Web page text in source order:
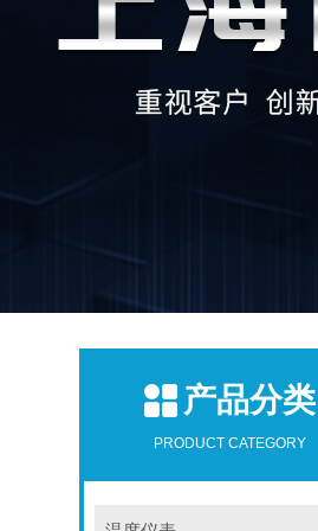
产品分类
PRODUCT CATEGORY